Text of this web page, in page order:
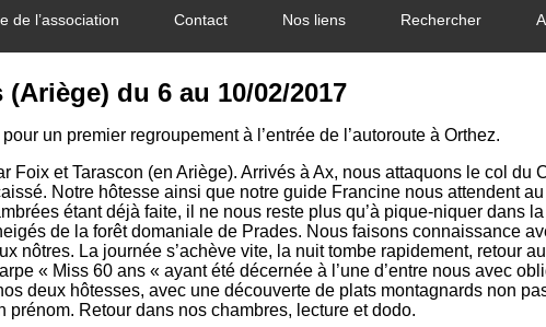
de l’association Contact Nos liens Rechercher
du 6 au 10/02/2017
un premier regroupement à l’entrée de l’autoroute à Orthez.
Foix et Tarascon (en Ariège). Arrivés à Ax, nous attaquons le col
Notre hôtesse ainsi que notre guide Francine nous attendent
étant déjà faite, il ne nous reste plus qu’à pique-niquer dans
de la forêt domaniale de Prades. Nous faisons connaissance
nôtres. La journée s’achève vite, la nuit tombe rapidement, retour
« Miss 60 ans « ayant été décernée à l’une d’entre nous avec
deux hôtesses, avec une découverte de plats montagnards non
prénom. Retour dans nos chambres, lecture et dodo.